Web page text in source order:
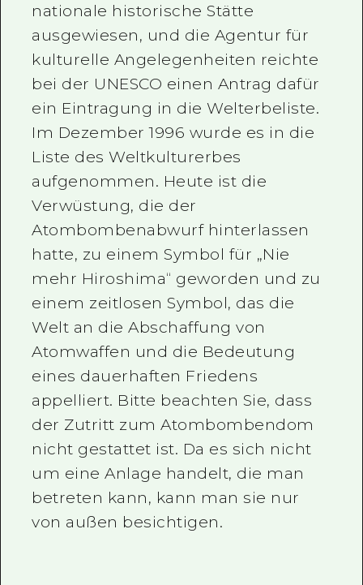
nationale historische Stätte
ausgewiesen, und die Agentur für
kulturelle Angelegenheiten reichte
bei der UNESCO einen Antrag dafür
ein Eintragung in die Welterbeliste.
Im Dezember 1996 wurde es in die
Liste des Weltkulturerbes
aufgenommen. Heute ist die
Verwüstung, die der
Atombombenabwurf hinterlassen
hatte, zu einem Symbol für „Nie
mehr Hiroshima“ geworden und zu
einem zeitlosen Symbol, das die
Welt an die Abschaffung von
Atomwaffen und die Bedeutung
eines dauerhaften Friedens
appelliert. Bitte beachten Sie, dass
der Zutritt zum Atombombendom
nicht gestattet ist. Da es sich nicht
um eine Anlage handelt, die man
betreten kann, kann man sie nur
von außen besichtigen.